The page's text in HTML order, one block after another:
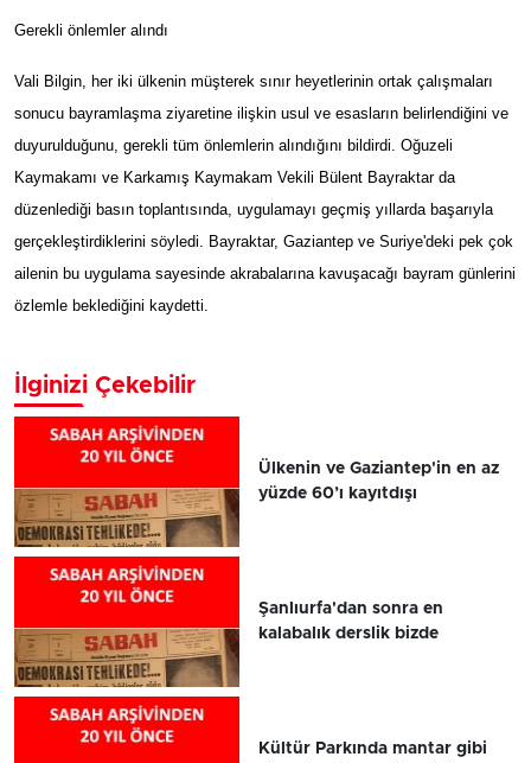
Gerekli önlemler alındı
Vali Bilgin, her iki ülkenin müşterek sınır heyetlerinin ortak çalışmaları
sonucu bayramlaşma ziyaretine ilişkin usul ve esasların belirlendiğini ve
duyurulduğunu, gerekli tüm önlemlerin alındığını bildirdi. Oğuzeli
Kaymakamı ve Karkamış Kaymakam Vekili Bülent Bayraktar da
düzenlediği basın toplantısında, uygulamayı geçmiş yıllarda başarıyla
gerçekleştirdiklerini söyledi. Bayraktar, Gaziantep ve Suriye'deki pek çok
ailenin bu uygulama sayesinde akrabalarına kavuşacağı bayram günlerini
özlemle beklediğini kaydetti.
İlginizi Çekebilir
Ülkenin ve Gaziantep'in en az
yüzde 60’ı kayıtdışı
Şanlıurfa'dan sonra en
kalabalık derslik bizde
Kültür Parkında mantar gibi